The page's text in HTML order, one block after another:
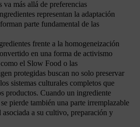
va más allá de preferencias
representan la adaptación
parte fundamental de las
frente a la homogeneización
en una forma de activismo
el Slow Food o las
protegidas buscan no solo preservar
sistemas culturales completos que
productos. Cuando un ingrediente
pierde también una parte irremplazable
a su cultivo, preparación y